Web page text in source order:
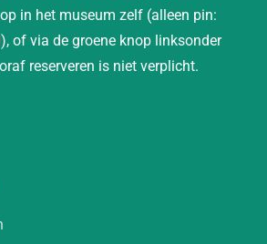
in het museum zelf (alleen pin:
of via de groene knop linksonder
reserveren is niet verplicht.